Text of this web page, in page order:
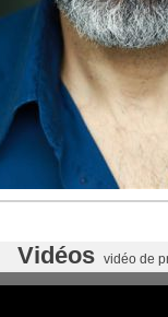
Vidéos vidéo de